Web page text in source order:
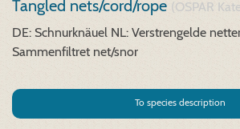
Tangled nets/cord/rope (OSPAR
DE: Schnurknäuel NL: Verstrengelde
Sammenfiltret net/snor
To species description